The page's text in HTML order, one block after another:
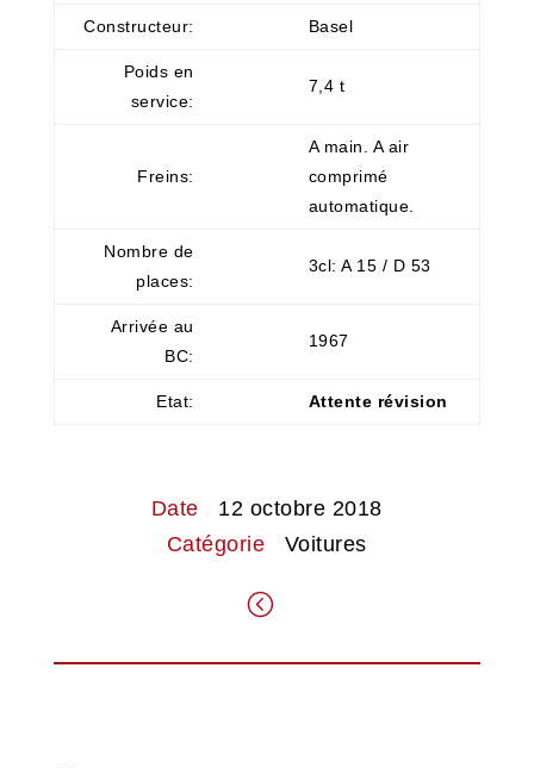
Constructeur: Basel
Poids en
service:
7,4 t
Freins:
A main. A air
comprimé
automatique.
Nombre de
places:
3cl: A 15 / D 53
Arrivée au
BC:
1967
Etat: Attente révision
Date 12 octobre 2018
Catégorie Voitures